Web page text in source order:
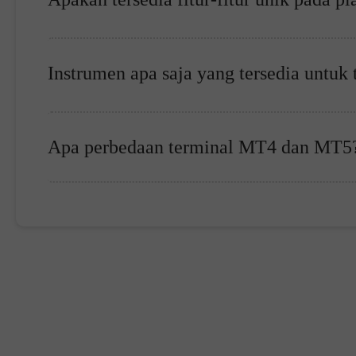
Instrumen apa saja yang tersedia
Apa perbedaan terminal MT4 dan